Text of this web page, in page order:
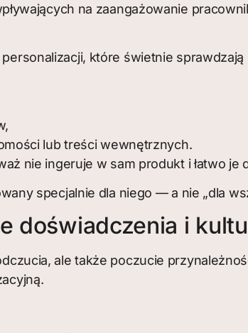
na zaangażowanie
które świetnie
lub treści wewnętrznych.
nie ingeruje w sam produkt i łatwo
specjalnie dla niego — a nie „dla
doświadczenia i
ale także poczucie